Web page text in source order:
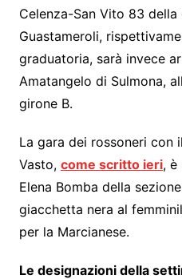
Celenza-San Vito 83
Guastameroli,
graduatoria, sarà invece
Amatangelo di Sulmona,
girone B.
La gara dei rossoneri con
Vasto, come scritto ieri, è
Elena Bomba della
giacchetta nera al
per la Marcianese.
Le designazioni della